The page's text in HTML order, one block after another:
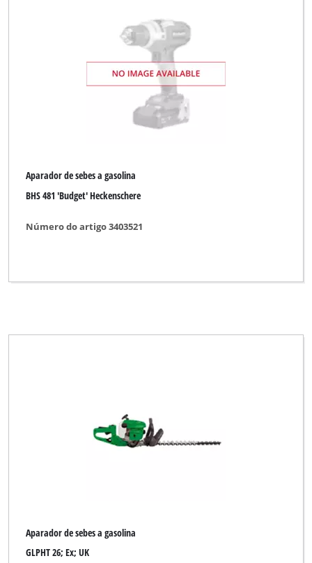
Aparador de sebes a gasolina
BHS 481 'Budget' Heckenschere
Número do artigo 3403521
Aparador de sebes a gasolina
GLPHT 26; Ex; UK